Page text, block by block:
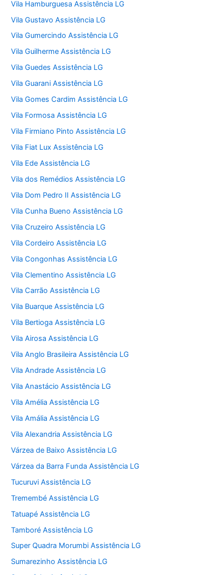
Vila Hamburguesa Assistência LG
Vila Gustavo Assistência LG
Vila Gumercindo Assistência LG
Vila Guilherme Assistência LG
Vila Guedes Assistência LG
Vila Guarani Assistência LG
Vila Gomes Cardim Assistência LG
Vila Formosa Assistência LG
Vila Firmiano Pinto Assistência LG
Vila Fiat Lux Assistência LG
Vila Ede Assistência LG
Vila dos Remédios Assistência LG
Vila Dom Pedro II Assistência LG
Vila Cunha Bueno Assistência LG
Vila Cruzeiro Assistência LG
Vila Cordeiro Assistência LG
Vila Congonhas Assistência LG
Vila Clementino Assistência LG
Vila Carrão Assistência LG
Vila Buarque Assistência LG
Vila Bertioga Assistência LG
Vila Airosa Assistência LG
Vila Anglo Brasileira Assistência LG
Vila Andrade Assistência LG
Vila Anastácio Assistência LG
Vila Amélia Assistência LG
Vila Amália Assistência LG
Vila Alexandria Assistência LG
Várzea de Baixo Assistência LG
Várzea da Barra Funda Assistência LG
Tucuruvi Assistência LG
Tremembé Assistência LG
Tatuapé Assistência LG
Tamboré Assistência LG
Super Quadra Morumbi Assistência LG
Sumarezinho Assistência LG